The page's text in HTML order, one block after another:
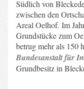
Südlich von
zwischen den
Areal Oelhof. Im
Grundstücke zum
betrug mehr als 150
Bundesanstalt für
Grundbesitz in